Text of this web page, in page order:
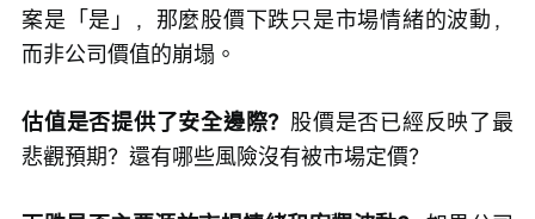
案是「是」，那麼股價下跌只是市場情緒的波動，
而非公司價值的崩塌。
估值是否提供了安全邊際？ 股價是否已經反映了最
悲觀預期？還有哪些風險沒有被市場定價？